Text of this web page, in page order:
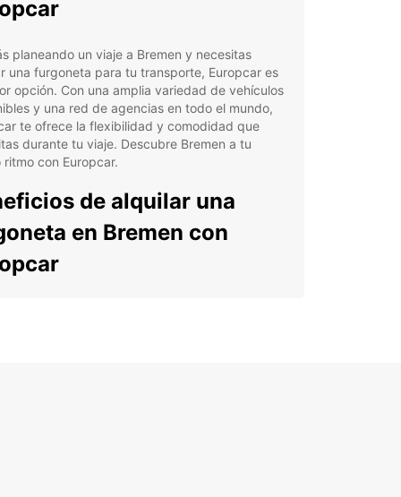
planeando un viaje a Bremen y necesitas
una furgoneta para tu transporte, Europcar es
opción. Con una amplia variedad de vehículos
y una red de agencias en todo el mundo,
te ofrece la flexibilidad y comodidad que
durante tu viaje. Descubre Bremen a tu
ritmo con Europcar.
de alquilar una
en Bremen con